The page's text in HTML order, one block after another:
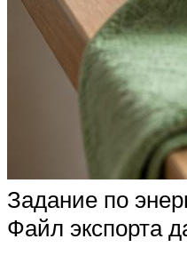
Задание по
Файл экспорта